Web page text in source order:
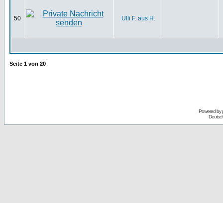
50 Ulli F. aus H.
Seite 1 von 20
Powered by